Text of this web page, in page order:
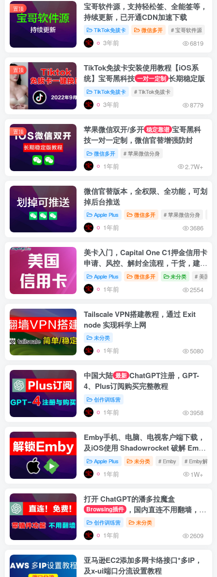
置顶
宝哥软件源，支持轻松签、全能签等，
持续更新，已开通CDN加速下载
TikTok免拔卡 微信多开 # 宝哥软件源
3年前 6819
置顶
TikTok免拔卡安装使用教程【iOS系
统】宝哥黑科技 一对一定制 长期稳定版
TikTok免拔卡 # TikTok免拔卡
3年前 8779
置顶 苹果微信双开/多开 稳定靠谱 宝哥黑科
技一对一定制，微信官替增强防封
微信多开 # 苹果微信分身
1年前 2.7W+
微信官替版本，全权限、全功能，可划
掉后台推送
Apple Plus 微信多开 # 苹果微信分身
1年前 3686
美卡入门，Capital One C1押金信用卡
申请、风控、解封全流程，干货，建议
收藏Apple Plus 微信多开 未分类 # 美国信
1年前 2554
Tailscale VPN搭建教程，通过 Exit
node 实现科学上网
未分类
1年前 5080
中国大陆 最新 ChatGPT注册，GPT-
4、Plus订阅购买完整教程
创作训练营
1年前 3958
Emby手机、电脑、电视客户端下载，
及iOS使用 Shadowrocket 破解 Emby
Premiere 教程
Apple Plus 未分类 # Emby # Emby解锁
1年前 1W+
打开 ChatGPT的潘多拉魔盒
Browsing插件 ，国内直连不用翻墙，官
网登录带插件功能
创作训练营 未分类
1年前 2609
亚马逊EC2添加多网卡络接口*多IP，
及x-ui端口分流设置教程